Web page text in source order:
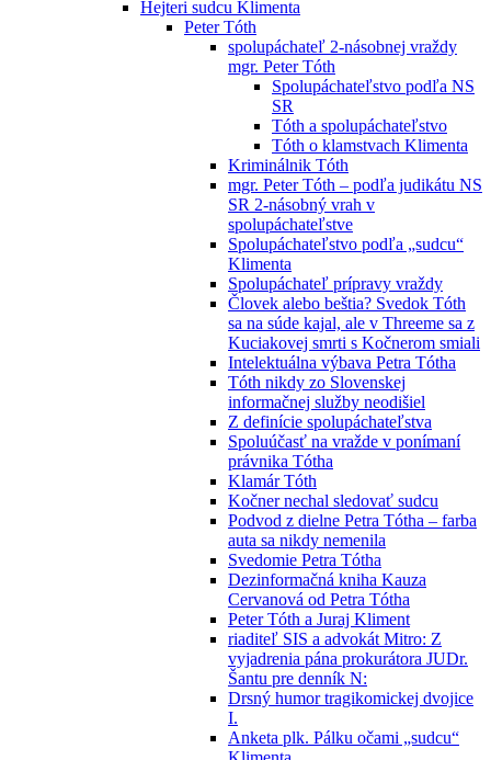
Hejteri sudcu Klimenta
Peter Tóth
spolupáchateľ 2-násobnej vraždy
mgr. Peter Tóth
Spolupáchateľstvo podľa NS
SR
Tóth a spolupáchateľstvo
Tóth o klamstvach Klimenta
Kriminálnik Tóth
mgr. Peter Tóth – podľa judikátu NS
SR 2-násobný vrah v
spolupáchateľstve
Spolupáchateľstvo podľa „sudcu“
Klimenta
Spolupáchateľ prípravy vraždy
Človek alebo beštia? Svedok Tóth
sa na súde kajal, ale v Threeme sa z
Kuciakovej smrti s Kočnerom smiali
Intelektuálna výbava Petra Tótha
Tóth nikdy zo Slovenskej
informačnej služby neodišiel
Z definície spolupáchateľstva
Spoluúčasť na vražde v ponímaní
právnika Tótha
Klamár Tóth
Kočner nechal sledovať sudcu
Podvod z dielne Petra Tótha – farba
auta sa nikdy nemenila
Svedomie Petra Tótha
Dezinformačná kniha Kauza
Cervanová od Petra Tótha
Peter Tóth a Juraj Kliment
riaditeľ SIS a advokát Mitro: Z
vyjadrenia pána prokurátora JUDr.
Šantu pre denník N:
Drsný humor tragikomickej dvojice
I.
Anketa plk. Pálku očami „sudcu“